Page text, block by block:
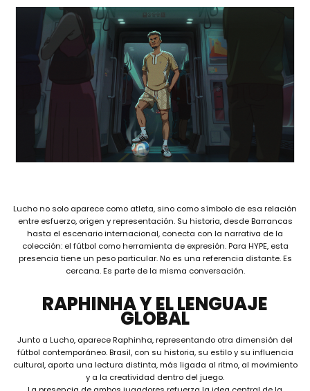
Lucho no solo aparece como atleta, sino como símbolo de esa relación
entre esfuerzo, origen y representación. Su historia, desde Barrancas
hasta el escenario internacional, conecta con la narrativa de la
colección: el fútbol como herramienta de expresión. Para HYPE, esta
presencia tiene un peso particular. No es una referencia distante. Es
cercana. Es parte de la misma conversación.
RAPHINHA Y EL LENGUAJE
GLOBAL
Junto a Lucho, aparece Raphinha, representando otra dimensión del
fútbol contemporáneo. Brasil, con su historia, su estilo y su influencia
cultural, aporta una lectura distinta, más ligada al ritmo, al movimiento
y a la creatividad dentro del juego.